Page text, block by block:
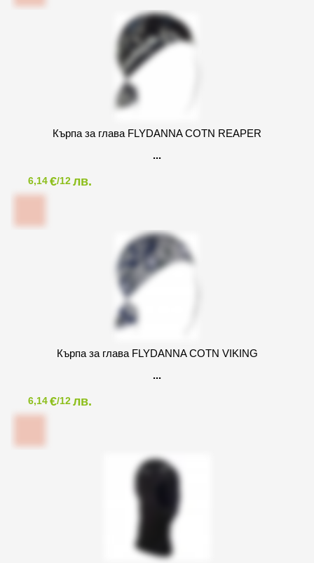
Кърпа за глава FLYDANNA COTN REAPER
6,14€/12лв.
Кърпа за глава FLYDANNA COTN VIKING
6,14€/12лв.